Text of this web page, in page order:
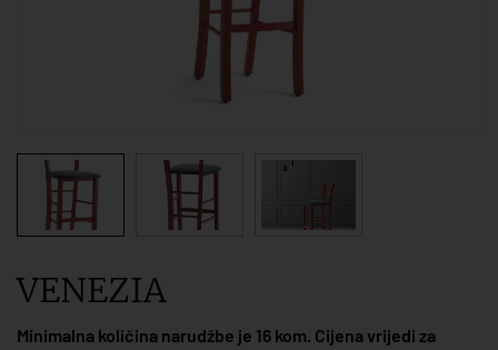
VENEZIA
Minimalna količina narudžbe je 16 kom. Cijena vrijedi za